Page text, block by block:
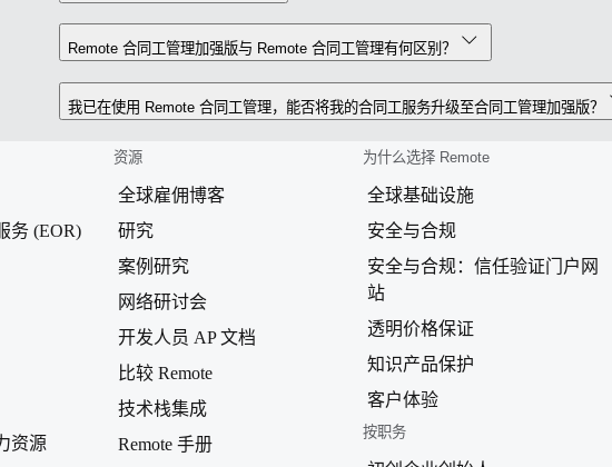
Remote 合同工管理加强版与 Remote 合同工管理有何区别？
我已在使用 Remote 合同工管理，能否将我的合同工服务升级至合同工管理加强版？
务 (EOR)
资源
资源
全球雇佣博客
研究
案例研究
网络研讨会
开发人员 AP 文档
比较 Remote
技术栈集成
Remote 手册
为什么选择 Remote
全球基础设施
安全与合规
安全与合规：信任验证门户网
站
透明价格保证
知识产品保护
客户体验
按职务